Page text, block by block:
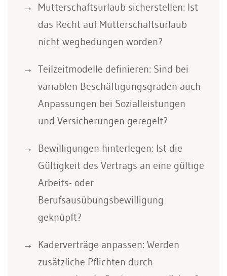
Mutterschaftsurlaub sicherstellen: Ist
das Recht auf Mutterschaftsurlaub
nicht wegbedungen worden?
Teilzeitmodelle definieren: Sind bei
variablen Beschäftigungsgraden auch
Anpassungen bei Sozialleistungen
und Versicherungen geregelt?
Bewilligungen hinterlegen: Ist die
Gültigkeit des Vertrags an eine gültige
Arbeits- oder
Berufsausübungsbewilligung
geknüpft?
Kaderverträge anpassen: Werden
zusätzliche Pflichten durch